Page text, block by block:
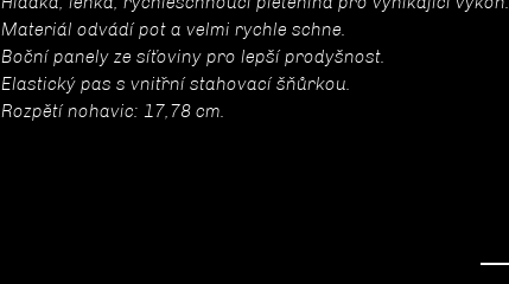
Materiál odvádí pot a velmi rychle schne.
Boční panely ze síťoviny pro lepší prodyšnost.
Elastický pas s vnitřní stahovací šňůrkou.
Rozpětí nohavic: 17,78 cm.